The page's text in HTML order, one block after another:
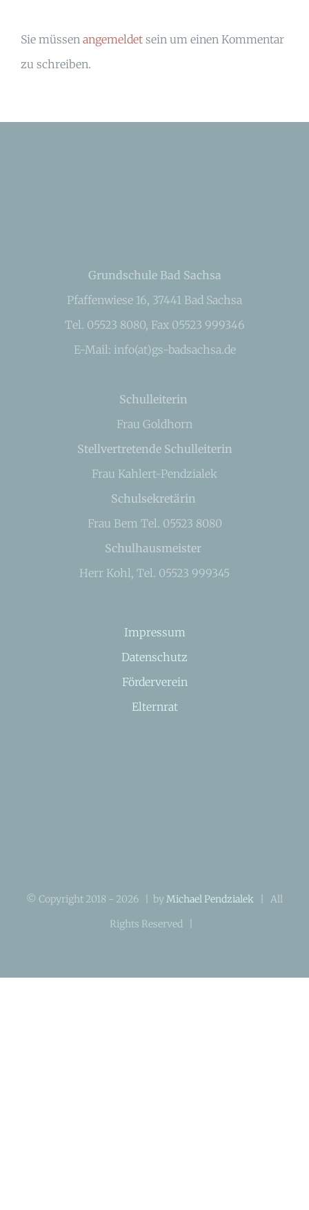
Sie müssen angemeldet sein um einen Kommentar
zu schreiben.
Grundschule Bad Sachsa
Pfaffenwiese 16, 37441 Bad Sachsa
Tel. 05523 8080, Fax 05523 999346
E-Mail: info(at)gs-badsachsa.de
Schulleiterin
Frau Goldhorn
Stellvertretende Schulleiterin
Frau Kahlert-Pendzialek
Schulsekretärin
Frau Bem Tel. 05523 8080
Schulhausmeister
Herr Kohl, Tel. 05523 999345
Impressum
Datenschutz
Förderverein
Elternrat
© Copyright 2018 - 2026 | byMichael Pendzialek | All
Rights Reserved |